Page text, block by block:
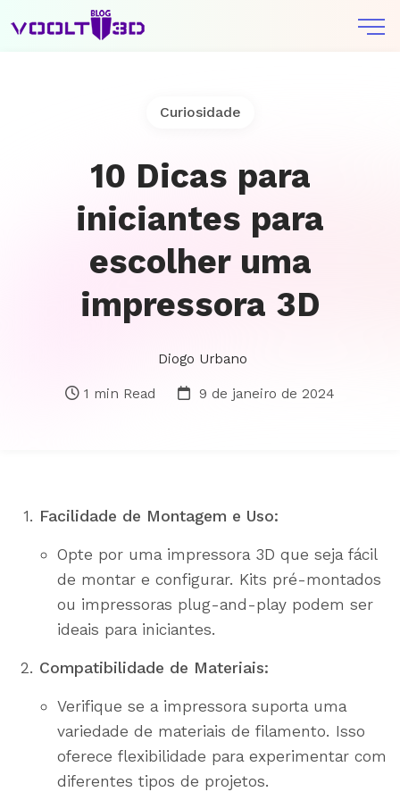
Curiosidade
10 Dicas para
iniciantes para
escolher uma
impressora 3D
Diogo Urbano
1 min Read 9 de janeiro de 2024
Facilidade de Montagem e Uso:
Opte por uma impressora 3D que seja fácil
de montar e configurar. Kits pré-montados
ou impressoras plug-and-play podem ser
ideais para iniciantes.
Compatibilidade de Materiais:
Verifique se a impressora suporta uma
variedade de materiais de filamento. Isso
oferece flexibilidade para experimentar com
diferentes tipos de projetos.